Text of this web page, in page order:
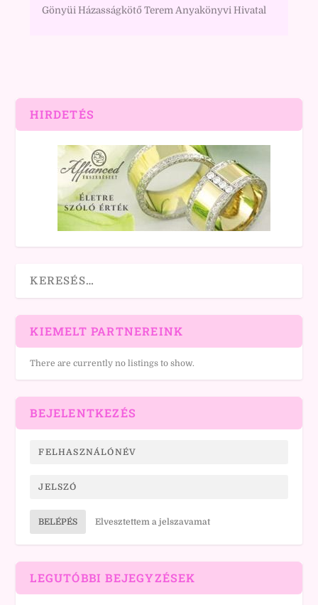
Gönyüi Házasságkötő Terem Anyakönyvi Hivatal
HIRDETÉS
KIEMELT PARTNEREINK
There are currently no listings to show.
BEJELENTKEZÉS
BELÉPÉS Elvesztettem a jelszavamat
LEGUTÓBBI BEJEGYZÉSEK